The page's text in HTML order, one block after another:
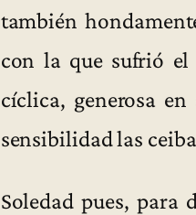
también
con la que sufrió el
cíclica, generosa
sensibilidad las
Soledad pues, para